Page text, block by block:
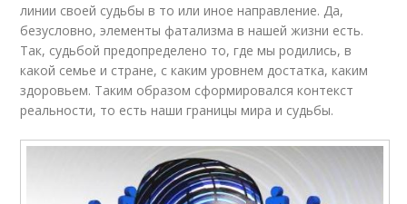
линии своей судьбы в то или иное направление. Да,
безусловно, элементы фатализма в нашей жизни есть.
Так, судьбой предопределено то, где мы родились, в
какой семье и стране, с каким уровнем достатка, каким
здоровьем. Таким образом сформировался контекст
реальности, то есть наши границы мира и судьбы.